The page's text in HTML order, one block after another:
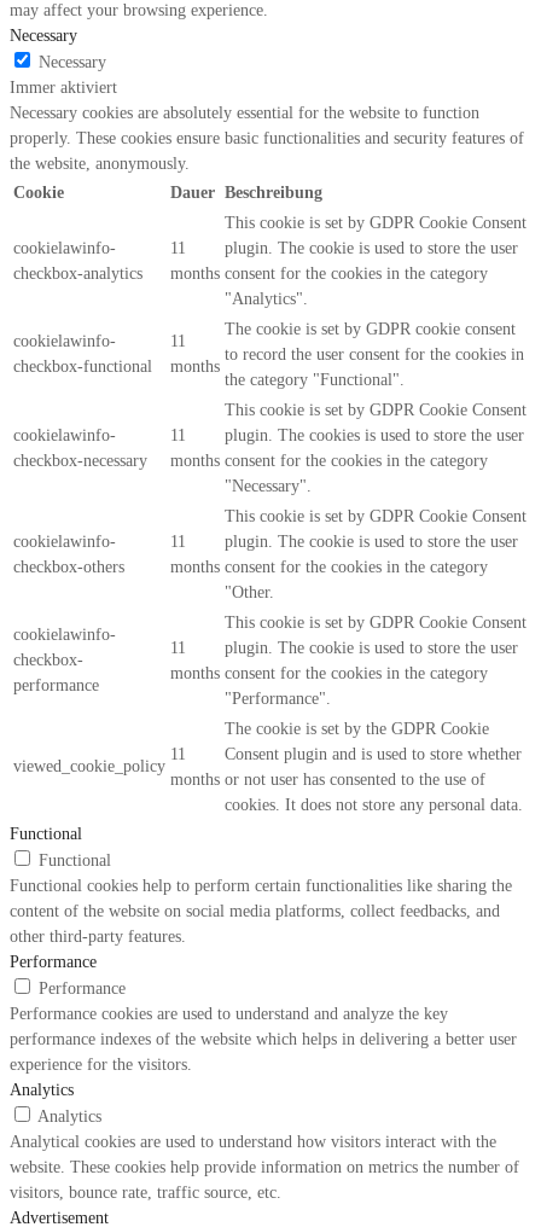
may affect your browsing experience.
Necessary
Necessary
Immer aktiviert
Necessary cookies are absolutely essential for the website to function
properly. These cookies ensure basic functionalities and security features of
the website, anonymously.
Cookie
Dauer Beschreibung
cookielawinfo-
checkbox-analytics
11
months
This cookie is set by GDPR Cookie Consent
plugin. The cookie is used to store the user
consent for the cookies in the category
"Analytics".
cookielawinfo-
checkbox-functional
11
months
The cookie is set by GDPR cookie consent
to record the user consent for the cookies in
the category "Functional".
cookielawinfo-
checkbox-necessary
11
months
This cookie is set by GDPR Cookie Consent
plugin. The cookies is used to store the user
consent for the cookies in the category
"Necessary".
cookielawinfo-
checkbox-others
11
months
This cookie is set by GDPR Cookie Consent
plugin. The cookie is used to store the user
consent for the cookies in the category
"Other.
cookielawinfo-
checkbox-
performance
11
months
This cookie is set by GDPR Cookie Consent
plugin. The cookie is used to store the user
consent for the cookies in the category
"Performance".
viewed_cookie_policy
11
months
The cookie is set by the GDPR Cookie
Consent plugin and is used to store whether
or not user has consented to the use of
cookies. It does not store any personal data.
Functional
Functional
Functional cookies help to perform certain functionalities like sharing the
content of the website on social media platforms, collect feedbacks, and
other third-party features.
Performance
Performance
Performance cookies are used to understand and analyze the key
performance indexes of the website which helps in delivering a better user
experience for the visitors.
Analytics
Analytics
Analytical cookies are used to understand how visitors interact with the
website. These cookies help provide information on metrics the number of
visitors, bounce rate, traffic source, etc.
Advertisement